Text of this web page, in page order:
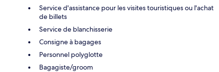
Service d'assistance pour les visites touristiques ou l'achat
de billets
Service de blanchisserie
Consigne à bagages
Personnel polyglotte
Bagagiste/groom